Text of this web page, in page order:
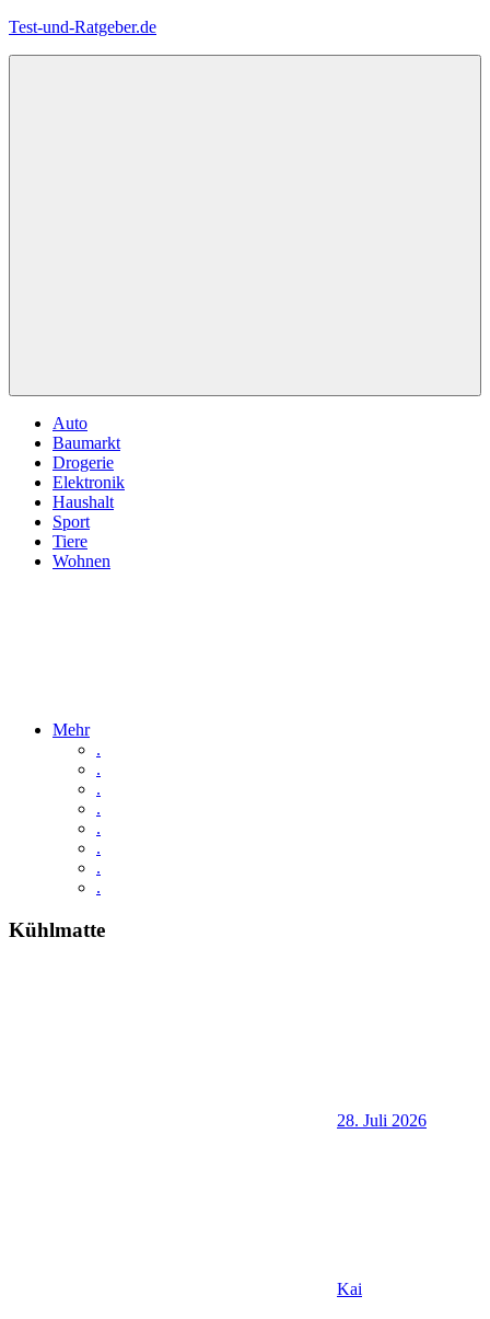
Zum
Test-und-Ratgeber.de
Auto
Baumarkt
Drogerie
Elektronik
Haushalt
Sport
Tiere
Wohnen
Mehr
.
.
.
.
.
.
.
.
Kühlmatte
28. Juli 2026
Kai